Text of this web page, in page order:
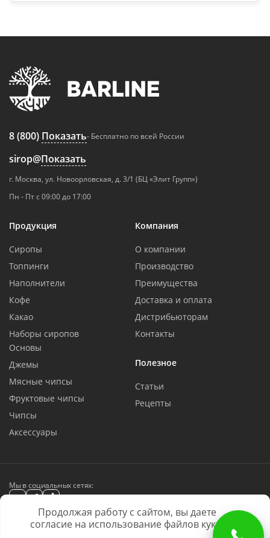
8 (800) Показать- Бесплатно по всей России
sirop@Показать
г. Москва, ул. Новоорловская, д. 3/1 (БЦ «Элит Групп»)
Пн - Пт с 09:00 до 17:00
Продукция
Сиропы
Топпинги
Наполнители
Кофе
Какао
Наборы сиропов
Основы
Джемы
Мясные чипсы
Фруктовые чипсы
Чипсы
Аксессуары
Компания
О компании
Производство
Преимущества
Доставка и оплата
Дистрибьюторам
Контакты
Полезное
Статьи
Рецепты
BARLINE © 2016 - 2026. Все права защищены
® 855615, ® 1169696, ® 666964
Мы в социальных сетях:
Продолжая работу с сайтом, вы даете
согласие на использование файлов куки.